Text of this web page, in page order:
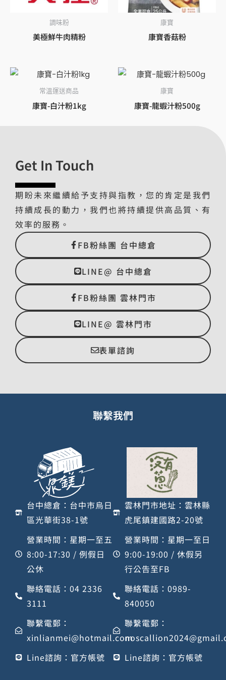
調味粉
美極鮮牛肉精粉
康寶
康寶香菇粉
常溫運送商品
康寶-白汁粉1kg
康寶
康寶-龍蝦汁粉500g
Get In Touch
期盼未來繼續給予支持與指教，您的肯定是我們
持續成長的動力，我們也將持續提供高品質、有
效率的服務。
FB粉絲團 台中總倉
LINE@ 台中總倉
FB粉絲團 雲林門市
LINE@ 雲林門市
表單諮詢
聯繫我們
台中總倉：台中市烏日
區光華街38-1號
營業時間：星期一至五
8:00-17:30 / 例假日
公休
聯絡電話：04 2336
3111
聯繫電郵：
xinlianmei@hotmail.com
Line諮詢：官方帳號
雲林門市地址：雲林縣
虎尾鎮建國路2-20號
營業時間：星期一至日
9:00-19:00 / 休假另
行公告至FB
聯絡電話：0989-
840050
聯繫電郵：
Line諮詢：官方帳號